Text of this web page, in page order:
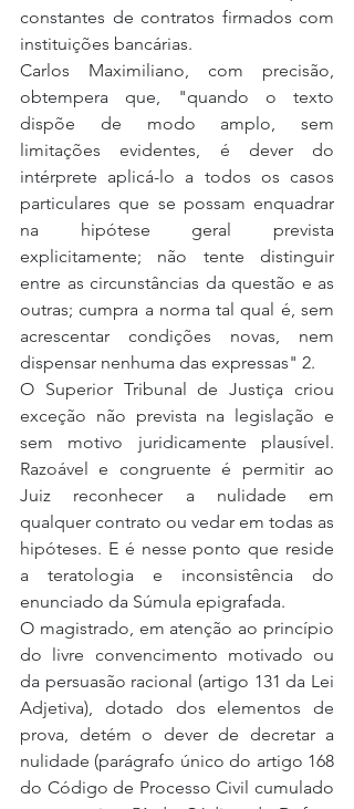
constantes de contratos firmados com
instituições bancárias.
Carlos Maximiliano, com precisão,
obtempera que, "quando o texto
dispõe de modo amplo, sem
limitações evidentes, é dever do
intérprete aplicá-lo a todos os casos
particulares que se possam enquadrar
na hipótese geral prevista
explicitamente; não tente distinguir
entre as circunstâncias da questão e as
outras; cumpra a norma tal qual é, sem
acrescentar condições novas, nem
dispensar nenhuma das expressas" 2.
O Superior Tribunal de Justiça criou
exceção não prevista na legislação e
sem motivo juridicamente plausível.
Razoável e congruente é permitir ao
Juiz reconhecer a nulidade em
qualquer contrato ou vedar em todas as
hipóteses. E é nesse ponto que reside
a teratologia e inconsistência do
enunciado da Súmula epigrafada.
O magistrado, em atenção ao princípio
do livre convencimento motivado ou
da persuasão racional (artigo 131 da Lei
Adjetiva), dotado dos elementos de
prova, detém o dever de decretar a
nulidade (parágrafo único do artigo 168
do Código de Processo Civil cumulado